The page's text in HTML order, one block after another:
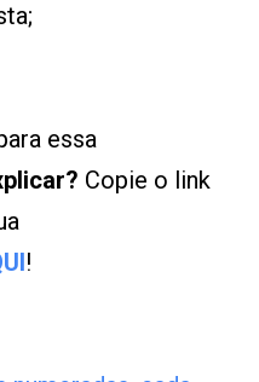
essa
Copie o link
!